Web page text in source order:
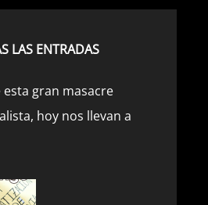
LAS ENTRADAS
esta gran masacre
hoy nos llevan a